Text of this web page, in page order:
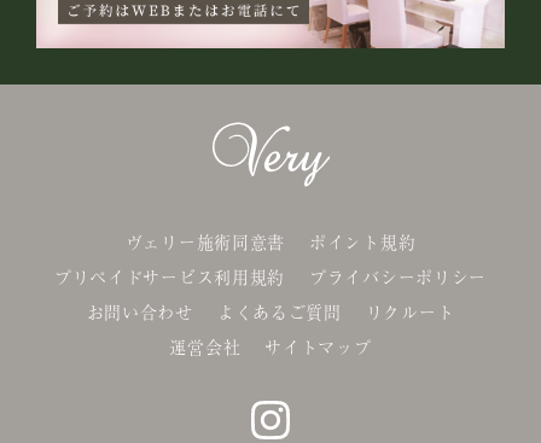
ヴェリー施術同意書
ポイント規約
プリペイドサービス利用規約
プライバシーポリシー
お問い合わせ
よくあるご質問
リクルート
運営会社
サイトマップ